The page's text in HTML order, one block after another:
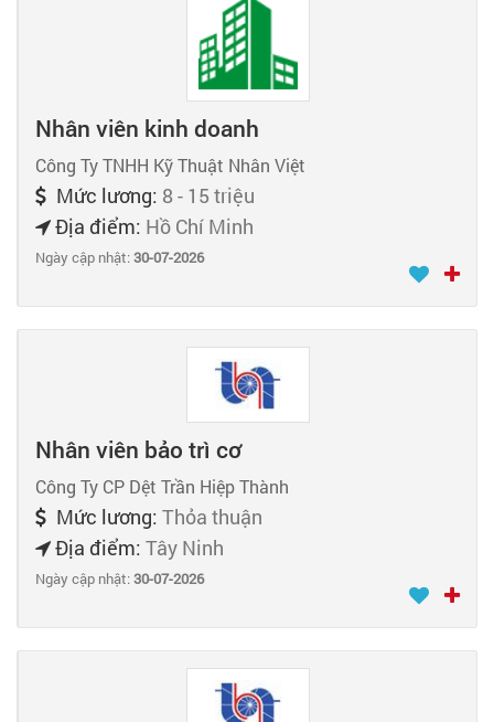
Nhân viên kinh doanh
Công Ty TNHH Kỹ Thuật Nhân Việt
Mức lương: 8 - 15 triệu
Địa điểm: Hồ Chí Minh
Ngày cập nhật:30-07-2026
Nhân viên bảo trì cơ
Công Ty CP Dệt Trần Hiệp Thành
Mức lương: Thỏa thuận
Địa điểm: Tây Ninh
Ngày cập nhật:30-07-2026